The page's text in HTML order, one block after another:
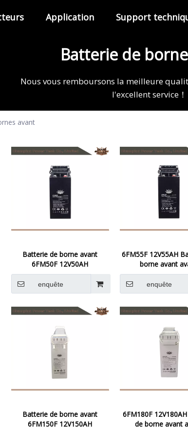
Application Support
Batterie de
Nous vous remboursons la meilleure
l'excellent service！
avant
Batterie de borne avant
6FM50F 12V50AH
enquête
6FM55F 12V55AH
borne avant
enquête
Batterie de borne avant
6FM150F 12V150AH
6FM180F
de borne avant